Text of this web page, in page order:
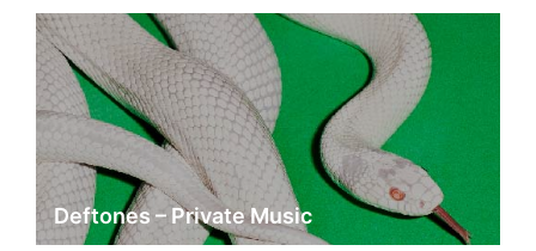
Deftones – Private Music